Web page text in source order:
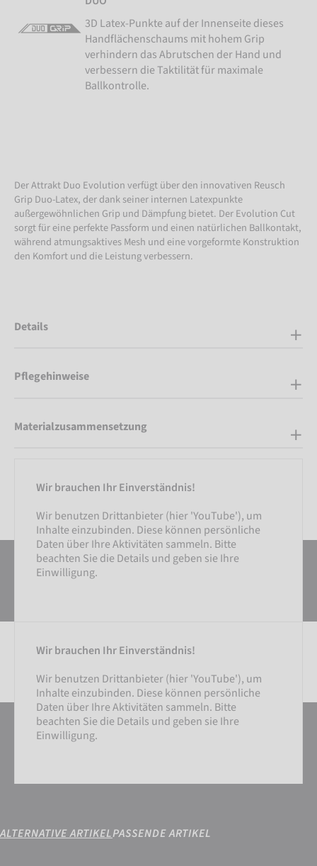
3D Latex-Punkte auf der Innenseite dieses
Handflächenschaums mit hohem Grip
verhindern das Abrutschen der Hand und
verbessern die Taktilität für maximale
Ballkontrolle.
Der Attrakt Duo Evolution verfügt über den innovativen Reusch
Grip Duo-Latex, der dank seiner internen Latexpunkte
außergewöhnlichen Grip und Dämpfung bietet. Der Evolution Cut
sorgt für eine perfekte Passform und einen natürlichen Ballkontakt,
während atmungsaktives Mesh und eine vorgeformte Konstruktion
den Komfort und die Leistung verbessern.
Details
Pflegehinweise
Materialzusammensetzung
Wir brauchen Ihr Einverständnis!
Wir benutzen Drittanbieter (hier 'YouTube'), um
Inhalte einzubinden. Diese können persönliche
Daten über Ihre Aktivitäten sammeln. Bitte
beachten Sie die Details und geben sie Ihre
Einwilligung.
EINSTELLUNGEN
EXTERNE MEDIEN AKZEPTIEREN
Wir brauchen Ihr Einverständnis!
Wir benutzen Drittanbieter (hier 'YouTube'), um
Inhalte einzubinden. Diese können persönliche
Daten über Ihre Aktivitäten sammeln. Bitte
beachten Sie die Details und geben sie Ihre
Einwilligung.
ALTERNATIVE ARTIKELPASSENDE ARTIKEL